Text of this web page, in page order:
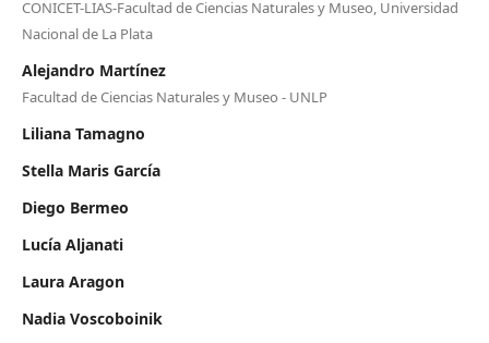
CONICET-LIAS-Facultad de Ciencias Naturales y Museo, Universidad
Nacional de La Plata
Alejandro Martínez
Facultad de Ciencias Naturales y Museo - UNLP
Liliana Tamagno
Stella Maris García
Diego Bermeo
Lucía Aljanati
Laura Aragon
Nadia Voscoboinik